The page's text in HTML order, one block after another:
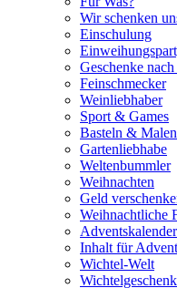
Wir schenken
Einschulung
Geschenke nach
Feinschmecker
Weinliebhaber
Sport & Games
Basteln & Malen
Gartenliebhabe
Weltenbummler
Weihnachten
Geld
Weihnachtliche
Adventskalender
Inhalt für
Wichtel-Welt